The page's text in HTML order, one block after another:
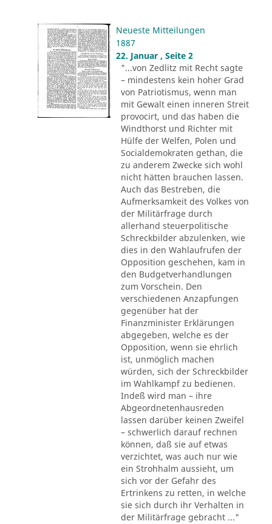
Neueste Mitteilungen
1887
22. Januar , Seite 2
"...von Zedlitz mit Recht sagte
– mindestens kein hoher Grad
von Patriotismus, wenn man
mit Gewalt einen inneren Streit
provocirt, und das haben die
Windthorst und Richter mit
Hülfe der Welfen, Polen und
Socialdemokraten gethan, die
zu anderem Zwecke sich wohl
nicht hätten brauchen lassen.
Auch das Bestreben, die
Aufmerksamkeit des Volkes von
der Militärfrage durch
allerhand steuerpolitische
Schreckbilder abzulenken, wie
dies in den Wahlaufrufen der
Opposition geschehen, kam in
den Budgetverhandlungen
zum Vorschein. Den
verschiedenen Anzapfungen
gegenüber hat der
Finanzminister Erklärungen
abgegeben, welche es der
Opposition, wenn sie ehrlich
ist, unmöglich machen
würden, sich der Schreckbilder
im Wahlkampf zu bedienen.
Indeß wird man – ihre
Abgeordnetenhausreden
lassen darüber keinen Zweifel
– schwerlich darauf rechnen
können, daß sie auf etwas
verzichtet, was auch nur wie
ein Strohhalm aussieht, um
sich vor der Gefahr des
Ertrinkens zu retten, in welche
sie sich durch ihr Verhalten in
der Militärfrage gebracht ..."